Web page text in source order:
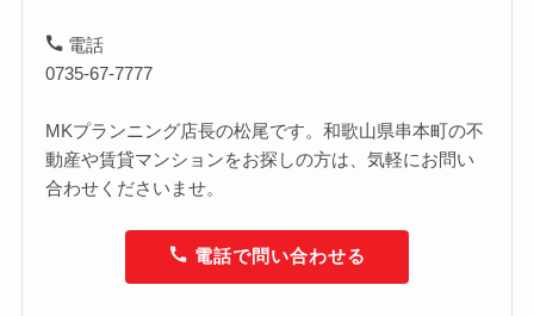
電話
0735-67-7777
MKプランニング店長の松尾です。和歌山県串本町の不
動産や賃貸マンションをお探しの方は、気軽にお問い
合わせくださいませ。
電話で問い合わせる